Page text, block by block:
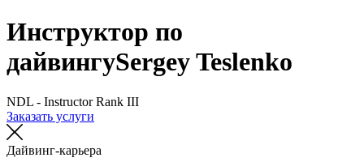
Инструктор по
дайвингуSergey Teslenko
NDL - Instructor Rank III
Заказать услуги
Дайвинг-карьера